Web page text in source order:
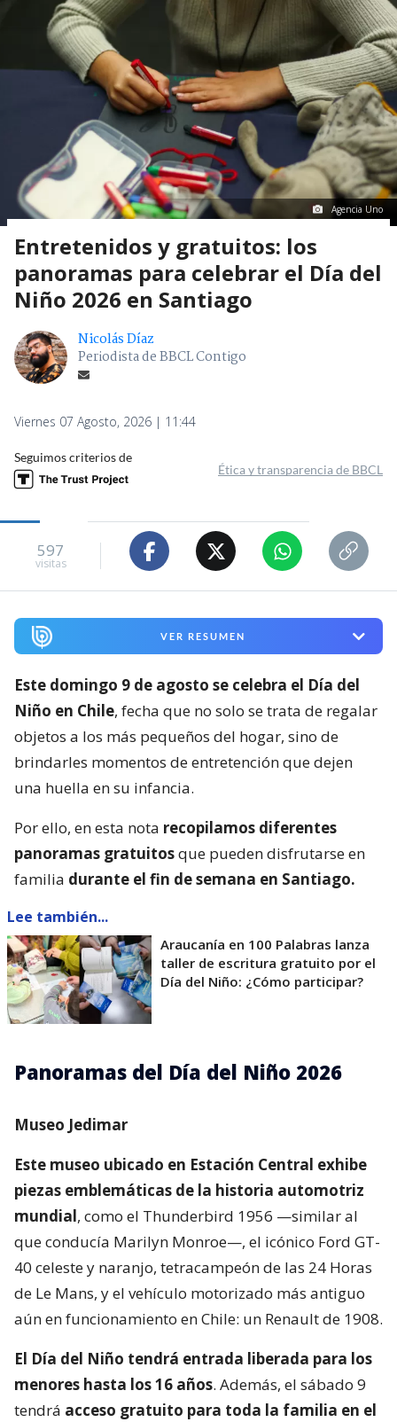
Agencia Uno
Entretenidos y gratuitos: los
panoramas para celebrar el Día del
Niño 2026 en Santiago
Nicolás Díaz
Periodista de BBCL Contigo
Viernes 07 Agosto, 2026 | 11:44
Seguimos criterios de
Ética y transparencia de BBCL
597
visitas
VER RESUMEN
Este domingo 9 de agosto se celebra el Día del
Niño en Chile, fecha que no solo se trata de regalar
objetos a los más pequeños del hogar, sino de
brindarles momentos de entretención que dejen
una huella en su infancia.
Por ello, en esta nota recopilamos diferentes
panoramas gratuitosque pueden disfrutarse en
familia durante el fin de semana en Santiago.
Lee también...
Araucanía en 100 Palabras lanza
taller de escritura gratuito por el
Día del Niño: ¿Cómo participar?
Panoramas del Día del Niño 2026
Museo Jedimar
Este museo ubicado en Estación Central exhibe
piezas emblemáticas de la historia automotriz
mundial, como el Thunderbird 1956 —similar al
que conducía Marilyn Monroe—, el icónico Ford GT-
40 celeste y naranjo, tetracampeón de las 24 Horas
de Le Mans, y el vehículo motorizado más antiguo
aún en funcionamiento en Chile: un Renault de 1908.
El Día del Niño tendrá entrada liberada para los
menores hasta los 16 años. Además, el sábado 9
tendrá acceso gratuito para toda la familia en el